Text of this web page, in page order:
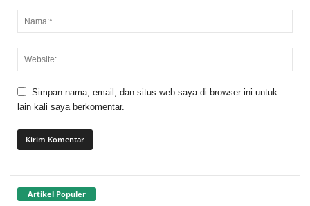
Simpan nama, email, dan situs web saya di browser ini untuk
lain kali saya berkomentar.
Artikel Populer